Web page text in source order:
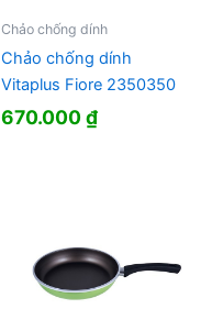
Chảo chống dính
Chảo chống dính
Vitaplus Fiore 2350350
670.000₫